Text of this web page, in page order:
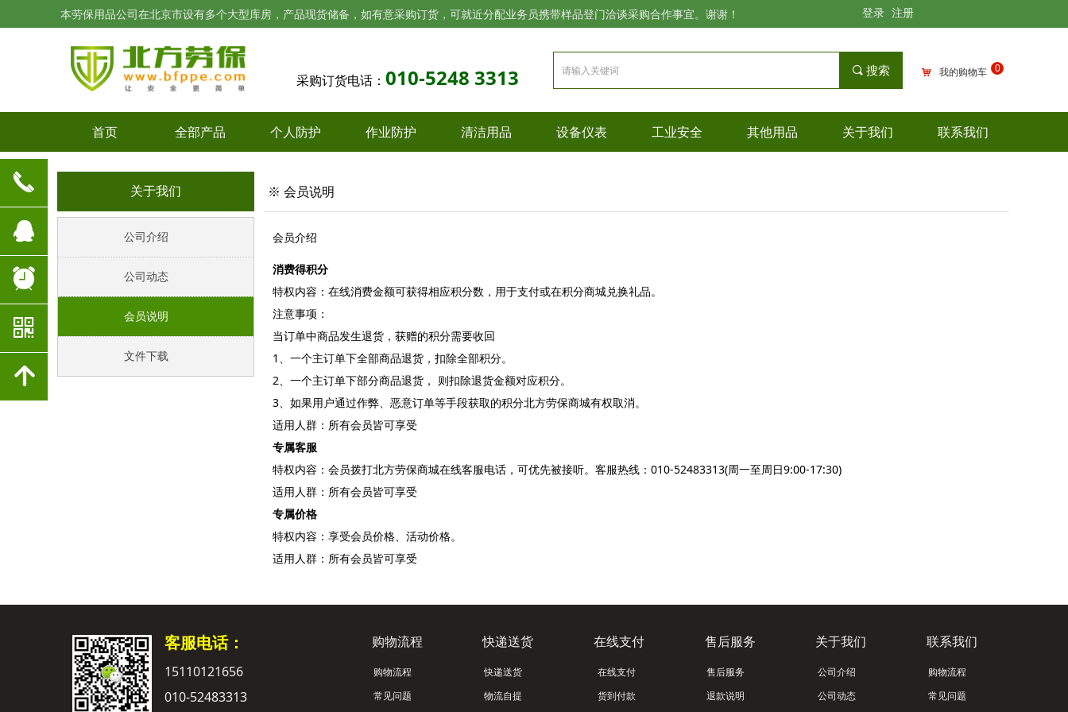
本劳保用品公司在北京市设有多个大型库房，产品现货储备，如有意采购订货，可就近分配业务员携带样品登门洽谈采购合作事宜。谢谢！ 登录 注册
首页 全部产品 个人防护 作业防护 清洁用品 设备仪表 工业安全 其他用品 关于我们 联系我们
끠 搜索 낙 我的购物车 0
采购订货电话： 010-5248 3313
※ 会员说明
会员介绍
消费得积分
特权内容：在线消费金额可获得相应积分数，用于支付或在积分商城兑换礼品。
注意事项：
当订单中商品发生退货，获赠的积分需要收回
1、一个主订单下全部商品退货，扣除全部积分。
2、一个主订单下部分商品退货， 则扣除退货金额对应积分。
3、如果用户通过作弊、恶意订单等手段获取的积分北方劳保商城有权取消。
适用人群：所有会员皆可享受
专属客服
特权内容：会员拨打北方劳保商城在线客服电话，可优先被接听。客服热线：010-52483313(周一至周日9:00-17:30)
适用人群：所有会员皆可享受
专属价格
特权内容：享受会员价格、活动价格。
适用人群：所有会员皆可享受
关于我们
公司介绍
公司动态
会员说明
文件下载
客服电话：
15110121656
010-52483313
购物流程 快递送货 在线支付 售后服务 关于我们 联系我们
购物流程
常见问题
快递送货
物流自提
在线支付
货到付款
售后服务
退款说明
公司介绍
公司动态
购物流程
常见问题
끅
뀩
뀥
낃
녕